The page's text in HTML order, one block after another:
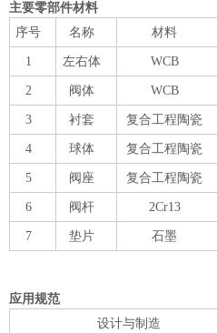
主要零部件材料
序号
名称 材料
1 左右体 WCB
2 阀体 WCB
3 衬套 复合工程陶瓷
4 球体 复合工程陶瓷
5 阀座 复合工程陶瓷
6 阀杆 2Cr13
7 垫片 石墨
应用规范
设计与制造